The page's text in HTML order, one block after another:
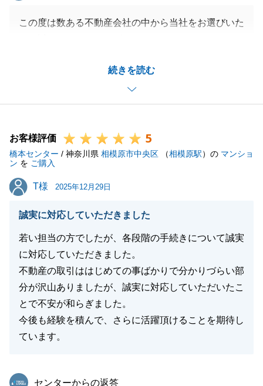
続きを読む
この度は数ある不動産会社の中から当社をお選びいた
たこと、重ねて御礼申し上げます。
M様の新しい生活が素晴らしいものになるよう、心よ
りお祈り申し上げます。
いましたら、どうぞお気軽にお申し付けください。
引き続き、よろしくお願いいたします。
お客様評価 5
橋本センター / 神奈川県 相模原市中央区 （相模原駅）の マンショ
ン を ご購入
T様
T様 2025年12月29日
誠実に対応していただきました
若い担当の方でしたが、各段階の手続きについて誠実
に対応していただきました。
不動産の取引ははじめての事ばかりで分かりづらい部
分が沢山ありましたが、誠実に対応していただいたこ
とで不安が和らぎました。
今後も経験を積んで、さらに活躍頂けることを期待し
ています。
東急リバブル
センターからの返答